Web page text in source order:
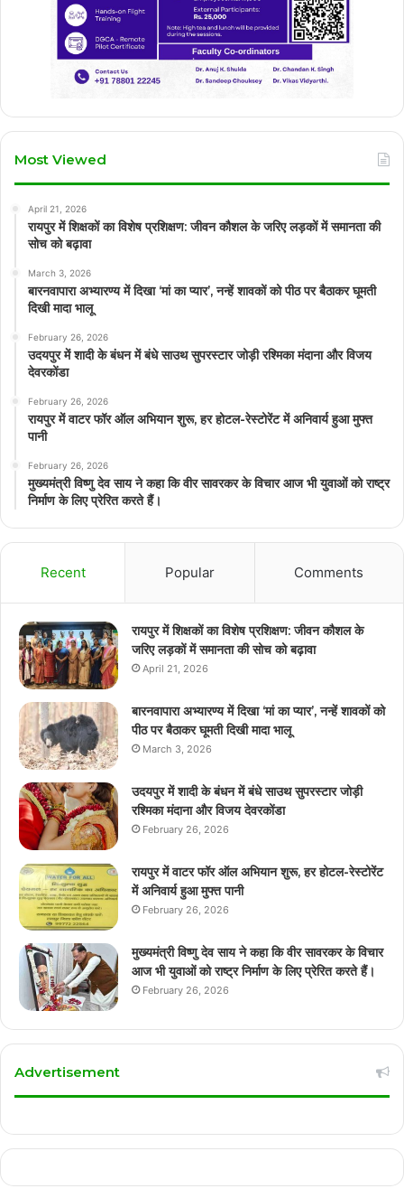
Most Viewed
April 21, 2026
रायपुर में शिक्षकों का विशेष प्रशिक्षण: जीवन कौशल के जरिए लड़कों में समानता की
सोच को बढ़ावा
March 3, 2026
बारनवापारा अभ्यारण्य में दिखा ‘मां का प्यार’, नन्हें शावकों को पीठ पर बैठाकर घूमती
दिखी मादा भालू
February 26, 2026
उदयपुर में शादी के बंधन में बंधे साउथ सुपरस्टार जोड़ी रश्मिका मंदाना और विजय
देवरकोंडा
February 26, 2026
रायपुर में वाटर फॉर ऑल अभियान शुरू, हर होटल-रेस्टोरेंट में अनिवार्य हुआ मुफ्त
पानी
February 26, 2026
मुख्यमंत्री विष्णु देव साय ने कहा कि वीर सावरकर के विचार आज भी युवाओं को राष्ट्र
निर्माण के लिए प्रेरित करते हैं।
Recent Popular Comments
रायपुर में शिक्षकों का विशेष प्रशिक्षण: जीवन कौशल के
जरिए लड़कों में समानता की सोच को बढ़ावा
April 21, 2026
बारनवापारा अभ्यारण्य में दिखा ‘मां का प्यार’, नन्हें शावकों को
पीठ पर बैठाकर घूमती दिखी मादा भालू
March 3, 2026
उदयपुर में शादी के बंधन में बंधे साउथ सुपरस्टार जोड़ी
रश्मिका मंदाना और विजय देवरकोंडा
February 26, 2026
रायपुर में वाटर फॉर ऑल अभियान शुरू, हर होटल-रेस्टोरेंट
में अनिवार्य हुआ मुफ्त पानी
February 26, 2026
मुख्यमंत्री विष्णु देव साय ने कहा कि वीर सावरकर के विचार
आज भी युवाओं को राष्ट्र निर्माण के लिए प्रेरित करते हैं।
February 26, 2026
Advertisement